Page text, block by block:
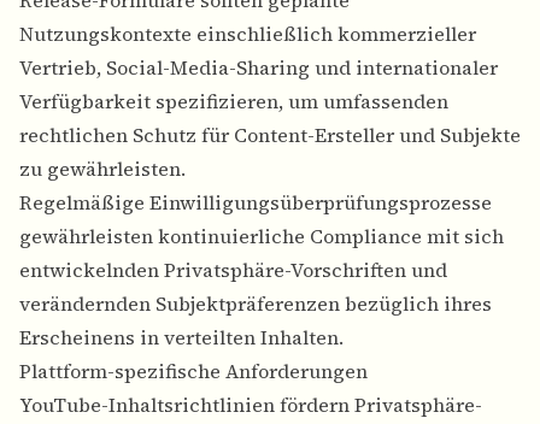
Nutzungskontexte einschließlich kommerzieller
Vertrieb, Social-Media-Sharing und internationaler
Verfügbarkeit spezifizieren, um umfassenden
rechtlichen Schutz für Content-Ersteller und Subjekte
zu gewährleisten.
Regelmäßige Einwilligungsüberprüfungsprozesse
gewährleisten kontinuierliche Compliance mit sich
entwickelnden Privatsphäre-Vorschriften und
verändernden Subjektpräferenzen bezüglich ihres
Erscheinens in verteilten Inhalten.
Plattform-spezifische Anforderungen
YouTube-Inhaltsrichtlinien fördern Privatsphäre-